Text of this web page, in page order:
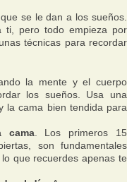
se le dan a los sueños.
ti, pero todo empieza por
técnicas para recordar
la mente y el cuerpo
los sueños. Usa una
la cama bien tendida para
cama. Los primeros 15
son fundamentales
que recuerdes apenas te